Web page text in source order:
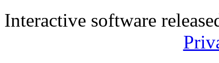
Interactive software